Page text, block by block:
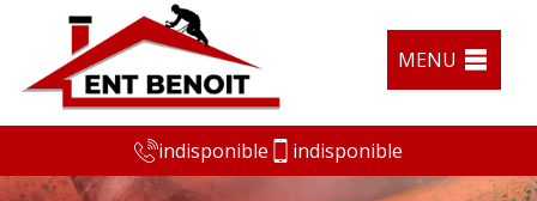
MENU
indisponible indisponible